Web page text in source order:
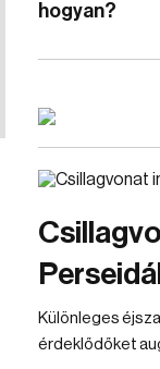
hogyan?
Különleges
érdeklődőket